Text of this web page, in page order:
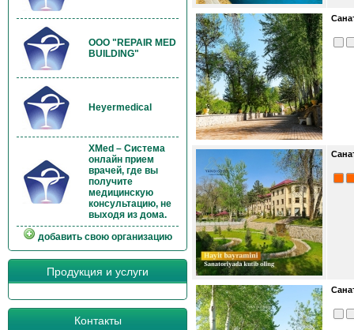
OOO "REPAIR MED
BUILDING"
Heyermedical
XMed – Система
онлайн прием
врачей, где вы
получите
медицинскую
консультацию, не
выходя из дома.
добавить свою организацию
Продукция и услуги
Контакты